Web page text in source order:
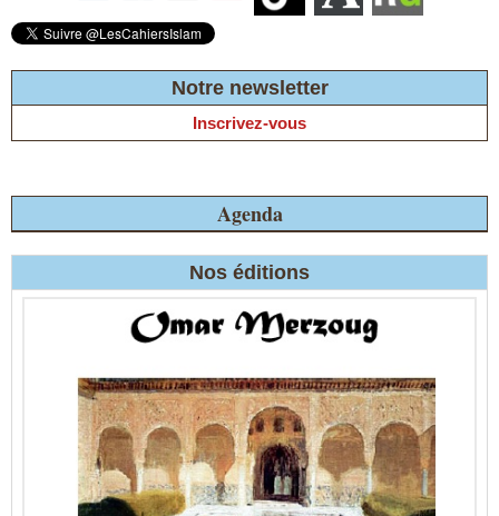
Notre newsletter
Inscrivez-vous
Agenda
Nos éditions